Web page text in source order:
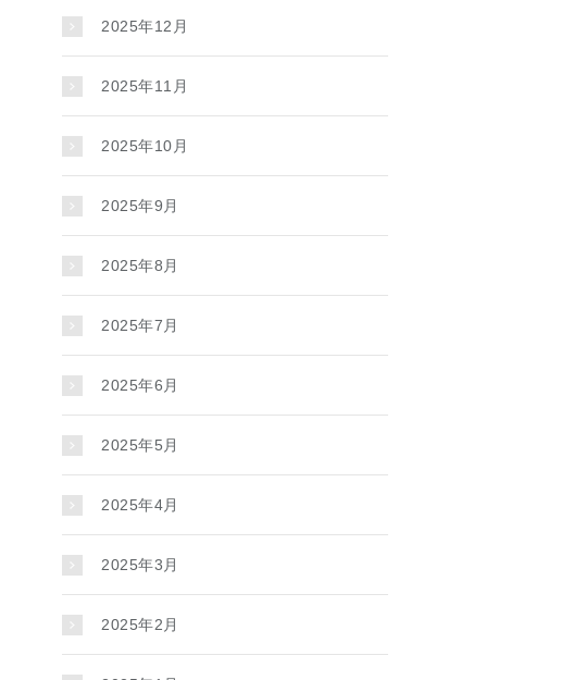
2025年12月
2025年11月
2025年10月
2025年9月
2025年8月
2025年7月
2025年6月
2025年5月
2025年4月
2025年3月
2025年2月